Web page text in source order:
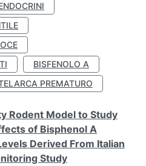
BISFENOLO A
PREMATURO
Rodent Model to Study
of Bisphenol A
Derived From Italian
Study